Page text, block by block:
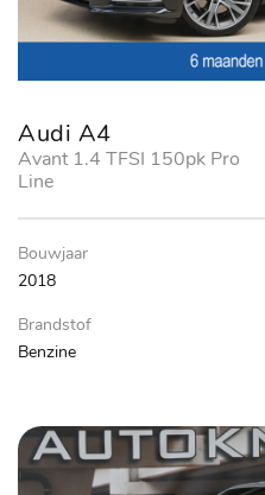
Audi A4
Avant 1.4 TFSI 150pk Pro
Line
Bouwjaar
2018
Brandstof
Benzine